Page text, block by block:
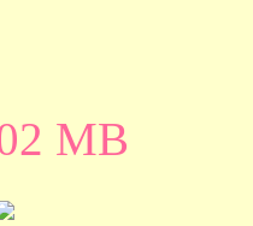
MB